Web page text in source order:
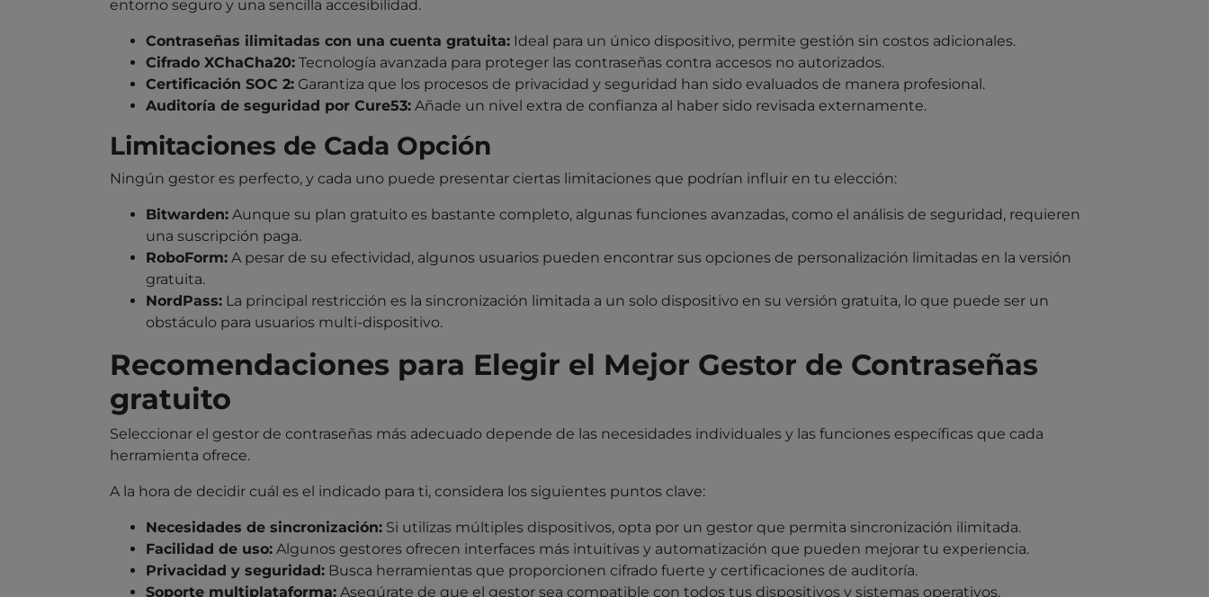
entorno seguro y una sencilla accesibilidad.
Contraseñas ilimitadas con una cuenta gratuita: Ideal para un único dispositivo, permite gestión sin costos adicionales.
Cifrado XChaCha20: Tecnología avanzada para proteger las contraseñas contra accesos no autorizados.
Certificación SOC 2: Garantiza que los procesos de privacidad y seguridad han sido evaluados de manera profesional.
Auditoría de seguridad por Cure53: Añade un nivel extra de confianza al haber sido revisada externamente.
Limitaciones de Cada Opción
Ningún gestor es perfecto, y cada uno puede presentar ciertas limitaciones que podrían influir en tu elección:
Bitwarden: Aunque su plan gratuito es bastante completo, algunas funciones avanzadas, como el análisis de seguridad, requieren
una suscripción paga.
RoboForm: A pesar de su efectividad, algunos usuarios pueden encontrar sus opciones de personalización limitadas en la versión
gratuita.
NordPass: La principal restricción es la sincronización limitada a un solo dispositivo en su versión gratuita, lo que puede ser un
obstáculo para usuarios multi-dispositivo.
Recomendaciones para Elegir el Mejor Gestor de Contraseñas
gratuito
Seleccionar el gestor de contraseñas más adecuado depende de las necesidades individuales y las funciones específicas que cada
herramienta ofrece.
A la hora de decidir cuál es el indicado para ti, considera los siguientes puntos clave:
Necesidades de sincronización: Si utilizas múltiples dispositivos, opta por un gestor que permita sincronización ilimitada.
Facilidad de uso: Algunos gestores ofrecen interfaces más intuitivas y automatización que pueden mejorar tu experiencia.
Privacidad y seguridad: Busca herramientas que proporcionen cifrado fuerte y certificaciones de auditoría.
Soporte multiplataforma: Asegúrate de que el gestor sea compatible con todos tus dispositivos y sistemas operativos.